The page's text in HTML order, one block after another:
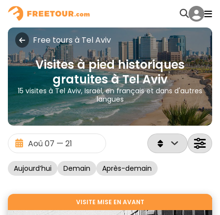
Free tours à Tel Aviv
Visites à pied historiques
gratuites à Tel Aviv
15 visites à Tel Aviv, Israël, en français et dans d'autres
langues
Aujourd’hui Demain Après-demain
VISITE MISE EN AVANT